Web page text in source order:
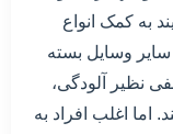
به کمک انواع
وسایل بسته
نظیر آلودگی،
اغلب افراد به